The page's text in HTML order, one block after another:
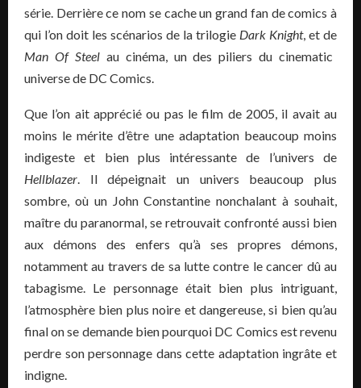
série. Derrière ce nom se cache un grand fan de comics à
qui l’on doit les scénarios de la trilogie Dark Knight, et de
Man Of Steel au cinéma, un des piliers du cinematic
universe de DC Comics.
Que l’on ait apprécié ou pas le film de 2005, il avait au
moins le mérite d’être une adaptation beaucoup moins
indigeste et bien plus intéressante de l’univers de
Hellblazer. Il dépeignait un univers beaucoup plus
sombre, où un John Constantine nonchalant à souhait,
maître du paranormal, se retrouvait confronté aussi bien
aux démons des enfers qu’à ses propres démons,
notamment au travers de sa lutte contre le cancer dû au
tabagisme. Le personnage était bien plus intriguant,
l’atmosphère bien plus noire et dangereuse, si bien qu’au
final on se demande bien pourquoi DC Comics est revenu
perdre son personnage dans cette adaptation ingrâte et
indigne.